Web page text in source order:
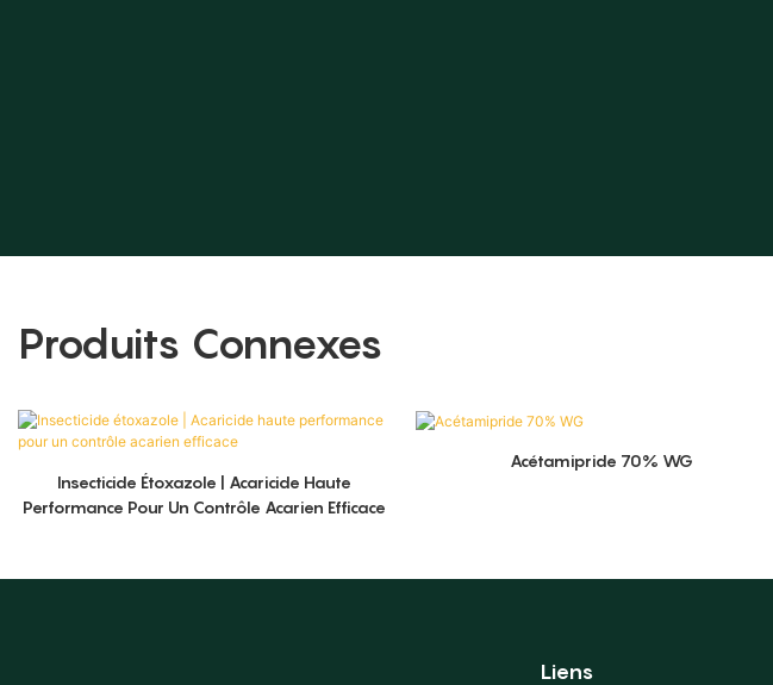
Produits Connexes
Insecticide Étoxazole | Acaricide Haute
Performance Pour Un Contrôle Acarien Efficace
Acétamipride 70% WG
Liens